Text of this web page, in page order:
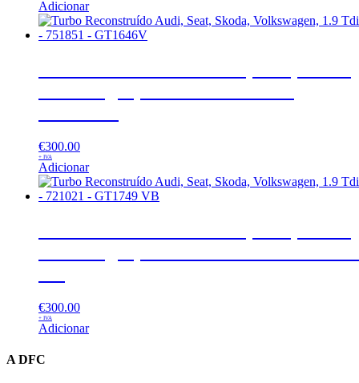
Adicionar
€300.00
+ IVA
Adicionar
€300.00
+ IVA
Adicionar
A DFC